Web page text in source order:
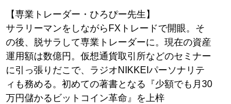
【専業トレーダー・ひろぴー先生】
サラリーマンをしながらFXトレードで開眼。そ
の後、脱サラして専業トレーダーに。現在の資産
運用額は数億円。仮想通貨取引所などのセミナー
に引っ張りだこで、ラジオNIKKEIパーソナリテ
ィも務める。初めての著書となる『少額でも月30
万円儲かるビットコイン革命』を上梓